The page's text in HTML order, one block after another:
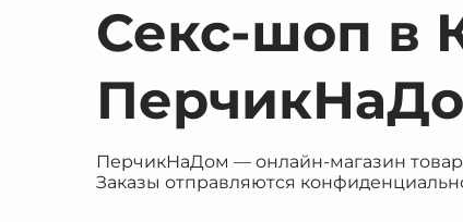
Секс-шоп в
ПерчикНаДом — онлайн-магазин
Заказы отправляются